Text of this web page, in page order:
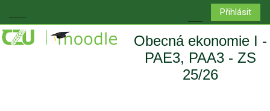
Boční panel
Přepnout
Přihlásit
Obecná ekonomie I -
PAE3, PAA3 - ZS
25/26